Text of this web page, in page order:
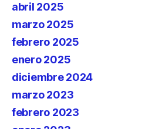
abril 2025
marzo 2025
febrero 2025
enero 2025
diciembre 2024
marzo 2023
febrero 2023